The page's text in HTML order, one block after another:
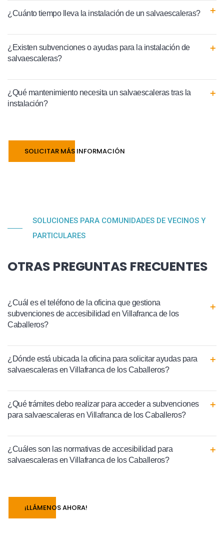
¿Cuánto tiempo lleva la instalación de un salvaescaleras?
¿Existen subvenciones o ayudas para la instalación de
salvaescaleras?
¿Qué mantenimiento necesita un salvaescaleras tras la
instalación?
SOLICITAR MÁS INFORMACIÓN
SOLUCIONES PARA COMUNIDADES DE VECINOS Y
PARTICULARES
OTRAS PREGUNTAS FRECUENTES
¿Cuál es el teléfono de la oficina que gestiona
subvenciones de accesibilidad en Villafranca de los
Caballeros?
¿Dónde está ubicada la oficina para solicitar ayudas para
salvaescaleras en Villafranca de los Caballeros?
¿Qué trámites debo realizar para acceder a subvenciones
para salvaescaleras en Villafranca de los Caballeros?
¿Cuáles son las normativas de accesibilidad para
salvaescaleras en Villafranca de los Caballeros?
¡LLÁMENOS AHORA!